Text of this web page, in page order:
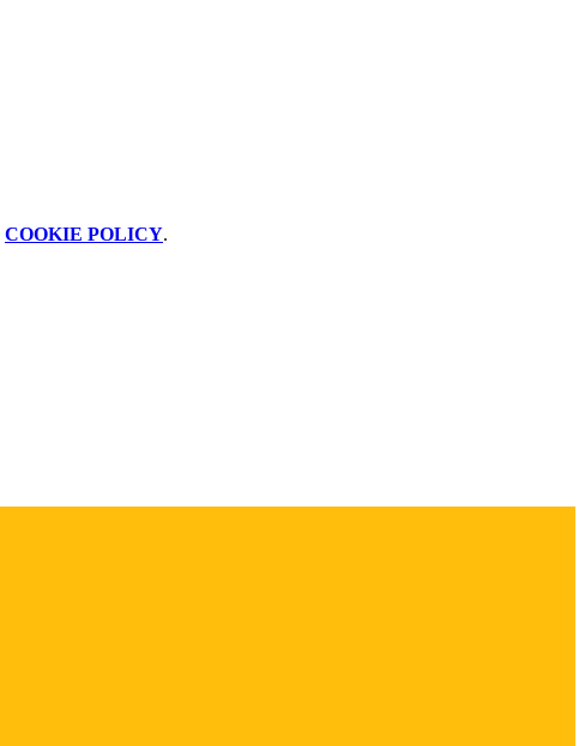
COOKIE POLICY.